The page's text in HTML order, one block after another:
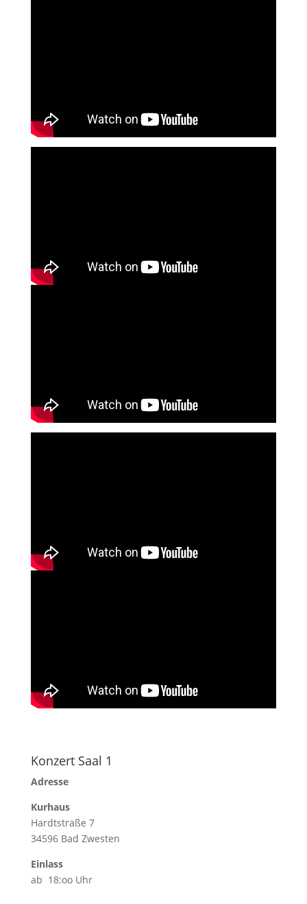
Konzert Saal 1
Adresse
Kurhaus
Hardtstraße 7
34596 Bad Zwesten
Einlass
ab 18:oo Uhr